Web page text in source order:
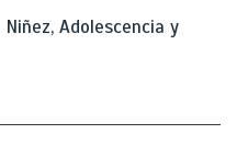
Adolescencia y